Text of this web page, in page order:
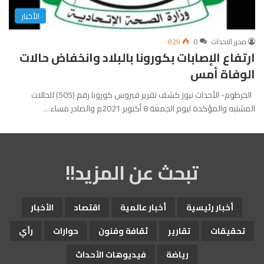
الأخبار
محرر الاحداث 0
829
ارتفاع الإصابات بكورونا بالبلاد وانخفاض حالات
الوفاة أمس
الخرطوم- الأحداث نيوز كشف تقرير فيروس كورونا رقم (505) للحالات
المشتبه والمؤكدة ليوم الجمعة 8 أكتوبر 2021م والصادر مساء…
تبحث عن المزيد!!
أخبار رئيسية أخبار عالمية اقتصاد
الأخبار
تحقيقات
تقارير ثقافة وفنون حوارات
رأي
رياضة
فيديوهات الأحداث